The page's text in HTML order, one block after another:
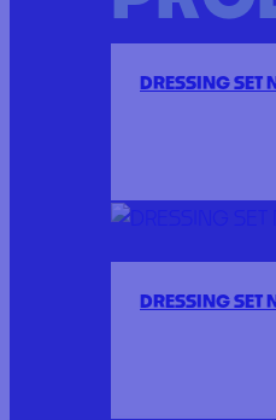
DRESSING SET
DRESSING SET